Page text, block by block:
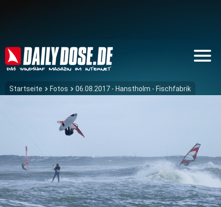
Startseite Fotos 06.08.2017 - Hanstholm - Fischfabrik